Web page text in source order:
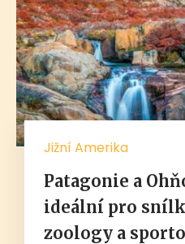
Jižní Amerika
Patagonie a
ideální pro
zoology a